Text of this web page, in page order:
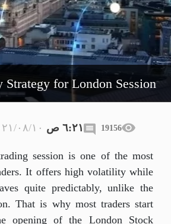
Strategy for London Session
٦:٢١ ص 19156
session is one of the most
It offers high volatility while
quite predictably, unlike the
That is why most traders start
opening of the London Stock